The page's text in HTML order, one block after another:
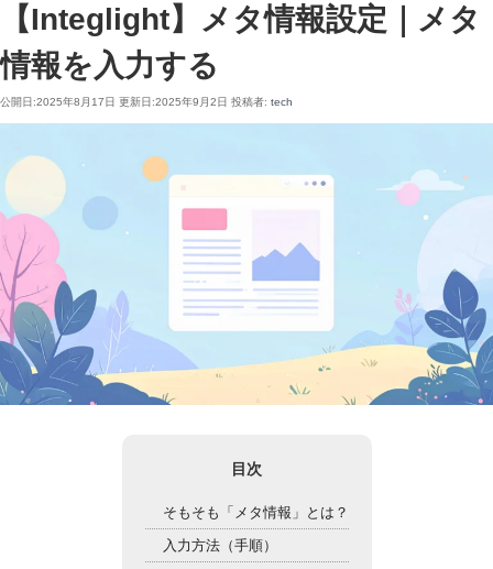
【Integlight】メタ情報設定｜メタ
情報を入力する
公開日:2025年8月17日 更新日:2025年9月2日 投稿者: tech
目次
そもそも「メタ情報」とは？
入力方法（手順）